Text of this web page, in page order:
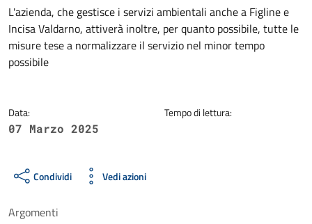
Dettagli della notizia
L'azienda, che gestisce i servizi ambientali anche a Figline e
Incisa Valdarno, attiverà inoltre, per quanto possibile, tutte le
misure tese a normalizzare il servizio nel minor tempo
possibile
Data:
07 Marzo 2025
Tempo di lettura:
Condividi Vedi azioni
Argomenti